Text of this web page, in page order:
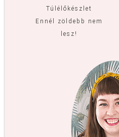
Túlélőkészlet
Ennél zöldebb nem
lesz!